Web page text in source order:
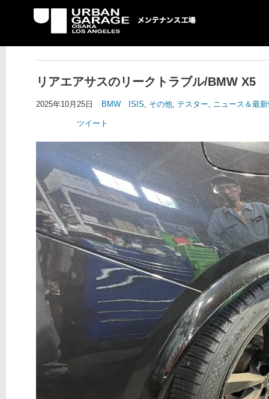
UG メンテナンス工場
リアエアサスのリークトラブル/BMW X5
2025年10月25日 BMW ISIS, その他, テスター, ニュース＆最
ツイート